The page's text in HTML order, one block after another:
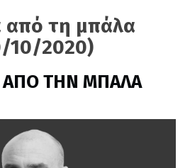
από τη μπάλα
10/2020)
ΑΠΟ ΤΗΝ ΜΠΑΛΑ